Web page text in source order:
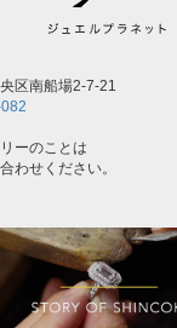
区南船場2-7-21
ーのことは
わせください。